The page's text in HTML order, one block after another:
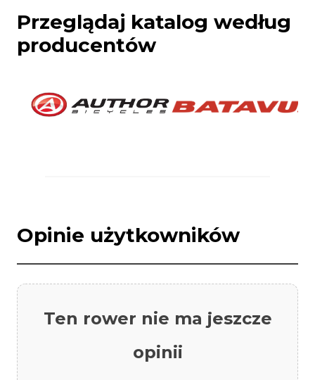
Przeglądaj katalog według
producentów
Opinie użytkowników
Ten rower nie ma jeszcze
opinii